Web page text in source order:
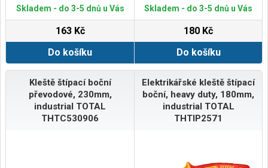
Skladem - do 3-5 dnů u Vás
163 Kč
Do košíku
Skladem - do 3-5 dnů u Vás
180 Kč
Do košíku
Kleště štípací boční
převodové, 230mm,
industrial TOTAL
THTC530906
Elektrikářské kleště štípací
boční, heavy duty, 180mm,
industrial TOTAL
THTIP2571